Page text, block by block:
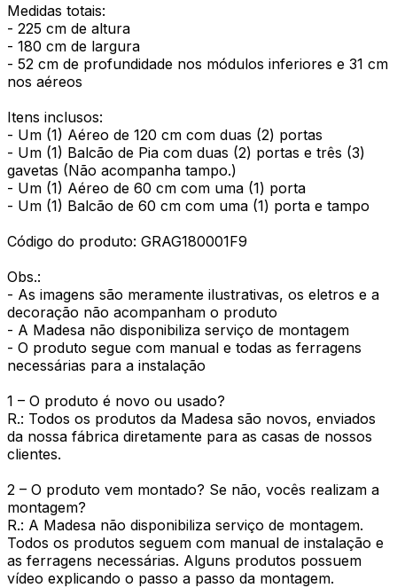
Medidas totais:
- 225 cm de altura
- 180 cm de largura
- 52 cm de profundidade nos módulos inferiores e 31 cm
nos aéreos
Itens inclusos:
- Um (1) Aéreo de 120 cm com duas (2) portas
- Um (1) Balcão de Pia com duas (2) portas e três (3)
gavetas (Não acompanha tampo.)
- Um (1) Aéreo de 60 cm com uma (1) porta
- Um (1) Balcão de 60 cm com uma (1) porta e tampo
Código do produto: GRAG180001F9
Obs.:
- As imagens são meramente ilustrativas, os eletros e a
decoração não acompanham o produto
- A Madesa não disponibiliza serviço de montagem
- O produto segue com manual e todas as ferragens
necessárias para a instalação
1 – O produto é novo ou usado?
R.: Todos os produtos da Madesa são novos, enviados
da nossa fábrica diretamente para as casas de nossos
clientes.
2 – O produto vem montado? Se não, vocês realizam a
montagem?
R.: A Madesa não disponibiliza serviço de montagem.
Todos os produtos seguem com manual de instalação e
as ferragens necessárias. Alguns produtos possuem
vídeo explicando o passo a passo da montagem.